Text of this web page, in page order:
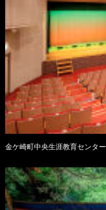
金ケ崎町中央生涯教育センター